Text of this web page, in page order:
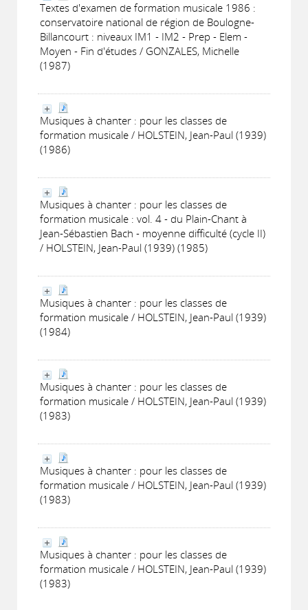
Textes d'examen de formation musicale 1986 :
conservatoire national de région de Boulogne-
Billancourt : niveaux IM1 - IM2 - Prep - Elem -
Moyen - Fin d'études / GONZALES, Michelle
(1987)
Musiques à chanter : pour les classes de
formation musicale / HOLSTEIN, Jean-Paul (1939)
(1986)
Musiques à chanter : pour les classes de
formation musicale : vol. 4 - du Plain-Chant à
Jean-Sébastien Bach - moyenne difficulté (cycle II)
/ HOLSTEIN, Jean-Paul (1939) (1985)
Musiques à chanter : pour les classes de
formation musicale / HOLSTEIN, Jean-Paul (1939)
(1984)
Musiques à chanter : pour les classes de
formation musicale / HOLSTEIN, Jean-Paul (1939)
(1983)
Musiques à chanter : pour les classes de
formation musicale / HOLSTEIN, Jean-Paul (1939)
(1983)
Musiques à chanter : pour les classes de
formation musicale / HOLSTEIN, Jean-Paul (1939)
(1983)